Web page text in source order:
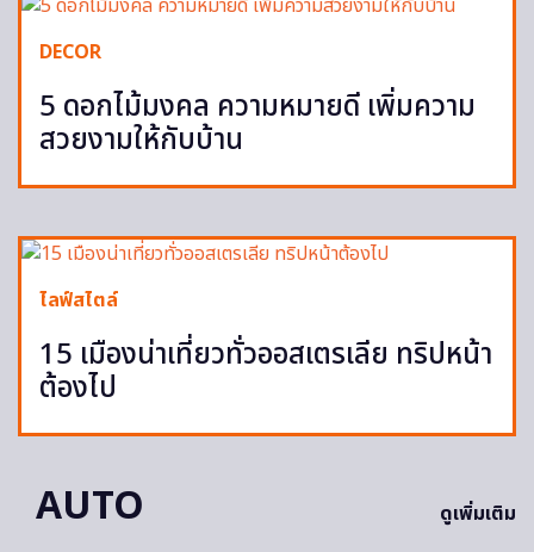
DECOR
5 ดอกไม้มงคล ความหมายดี เพิ่มความ
สวยงามให้กับบ้าน
ไลฟ์สไตล์
15 เมืองน่าเที่ยวทั่วออสเตรเลีย ทริปหน้า
ต้องไป
AUTO ดูเพิ่มเติม